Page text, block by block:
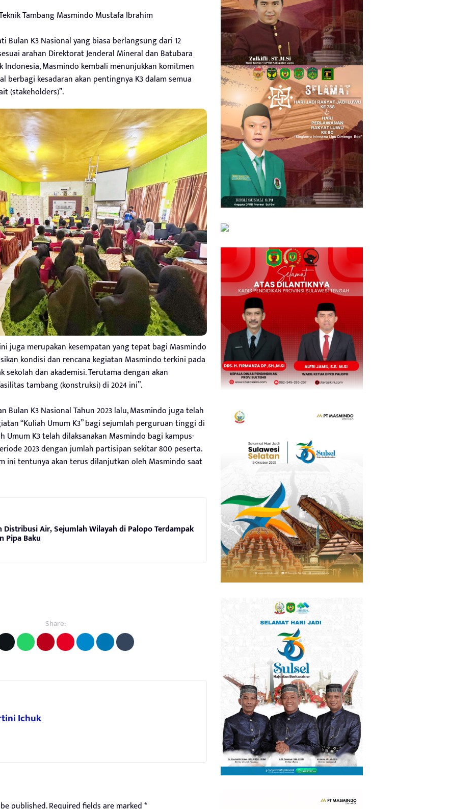
Tambang Masmindo Mustafa Ibrahim
Bulan K3 Nasional yang biasa berlangsung dari 12
arahan Direktorat Jenderal Mineral dan Batubara
Indonesia, Masmindo kembali menunjukkan komitmen
berbagi kesadaran akan pentingnya K3 dalam semua
(stakeholders)”.
juga merupakan kesempatan yang tepat bagi Masmindo
kondisi dan rencana kegiatan Masmindo terkini pada
sekolah dan akademisi. Terutama dengan akan
tambang (konstruksi) di 2024 ini”.
Bulan K3 Nasional Tahun 2023 lalu, Masmindo juga telah
“Kuliah Umum K3” bagi sejumlah perguruan tinggi di
Umum K3 telah dilaksanakan Masmindo bagi kampus-
2023 dengan jumlah partisipan sekitar 800 peserta.
ini tentunya akan terus dilanjutkan oleh Masmindo saat
Distribusi Air, Sejumlah Wilayah di Palopo Terdampak
Pipa Baku
Share:
Ichuk